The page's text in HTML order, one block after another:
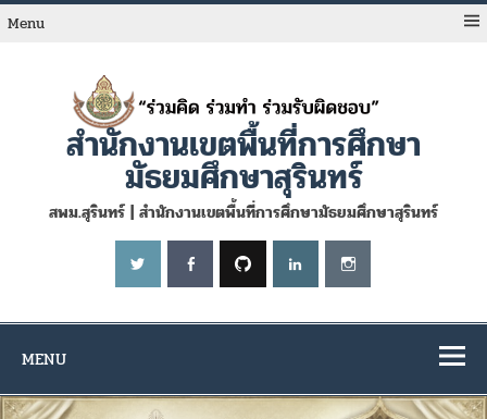
Skip
toMenu
สำนักงานเขตพื้นที่การศึกษา
มัธยมศึกษาสุรินทร์
สพม.สุรินทร์ | สำนักงานเขตพื้นที่การศึกษามัธยมศึกษาสุรินทร์
MENU